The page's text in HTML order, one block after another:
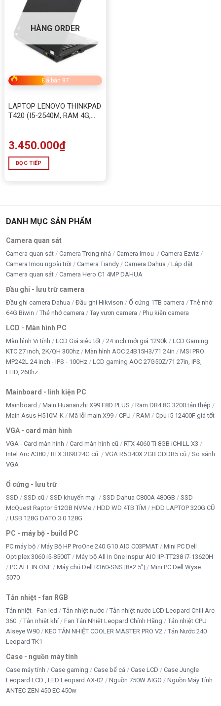
HÀNG ORDER
Đã bán 87
LAPTOP LENOVO THINKPAD
T420 (I5-2540M, RAM 4G,
3.450.000₫
ĐỌC TIẾP
DANH MỤC SẢN PHẨM
Camera quan sát
Camera quan sát Camera Trong nhà Camera Imou
Camera Ezviz
Camera Imou ngoài trời
Camera Tiandy Camera Dahua
Lắp đặt
Camera quan sát
Camera Hero C1 4MP DAHUA
Đầu ghi - lưu trữ camera
Đầu ghi camera Dahua Đầu ghi Hikvison Ổ cứng 1TB camera
Thẻ nhớ
64G Biwin
Thẻ nhớ camera Tay vươn camera Phụ kiện camera
LCD - Màn hình PC
Màn hình Vi tính LCD Giá siêu tốt 24 inch mới giá 1290k
LCD Gaming
KTC 27 inch, 2K/QH 300hz
Màn hình AOC 24B15H3/71 24in
MSI PRO
MP242L 24 inch - IPS - 100Hz
LCD gaming AOC 27G50Z/71 27in, IPS,
FHD, 260hz
Mainboard - linh kiện PC
Mainboard Main Huananzhi X99 F8D PLUS
Ram DR4 8G 3200 tản thép
Main Asus H510M-K
Mã lỗi main X99 CPU RAM Cpu i5 12400F giá tốt
VGA - card màn hình
VGA - Card màn hình Card màn hình cũ
RTX 4060 Ti 8GB iCHILL X3
Intel Arc A380
RTX 3090 24G cũ VGA R5 340X 2GB GDDR5 cũ
So sánh
VGA
Ổ cứng - lưu trữ
SSD SSD cũ SSD khuyến mại SSD Dahua C800A 480GB
SSD
McQuest Raptor 512GB NVMe
HDD WD 4TB TÍM
HDD LAPTOP 320G CŨ
USB 128G DATO 3.0 128G
PC - máy bộ - build PC
PC máy bộ Máy Bộ HP ProOne 240 G10 AIO C03PMAT
Mini PC Dell
Optiplex 3060 i5-8500T
Máy bộ All In One Inspur AIO IIP-TT238 i7-13620H
PC ALL IN ONE
Máy chủ Dell R360-SNS |8×2.5”|
Mini PC Dell Wyse
5070
Tản nhiệt - fan RGB
Tản nhiệt - Fan led Tản nhiệt nước
Tản nhiệt nước LCD Leopard Chill Arc
360
Tản nhiệt khí Fan Tản Nhiệt Leopard Chính Hãng
Tản nhiệt CPU
Alseye W90
KEO TẢN NHIỆT COOLER MASTER PRO V2
Tản Nước 240
Leopard TK1
Case - nguồn máy tính
Case máy tính Case gaming Case bể cá Case LCD
Case Jungle
Leopard LCD , LED Leopard AX-02
Nguồn 750W AIGO
Nguồn Máy Tính
ANTEC ZEN 450 EC 450w